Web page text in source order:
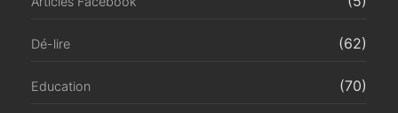
Dé-lire (62)
Education (70)